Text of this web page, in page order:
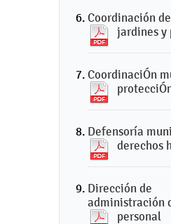
Coordinación
jardines y
CoordinaciÓn
Defensoría
derechos
Dirección de
administración
personal